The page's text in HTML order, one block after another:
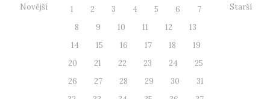
Novější 1 2 3 4 5 6
7
8
9 10 11 12
13
14
15 16 17 18
19
20
21 22 23 24
25
26
27 28 29 30
31
Starší